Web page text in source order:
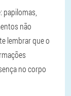
não
lembrar que o
no corpo